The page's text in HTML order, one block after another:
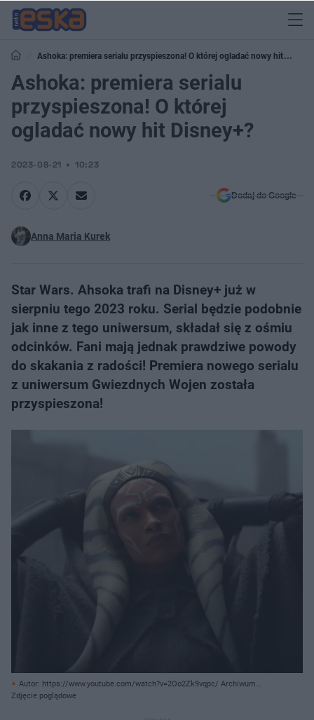
Ashoka: premiera serialu przyspieszona! O której ogladać nowy hit
Disney+?
Ashoka: premiera serialu
przyspieszona! O której
ogladać nowy hit Disney+?
2023-08-21 10:23
Dodaj do Google
Anna Maria Kurek
Star Wars. Ahsoka trafi na Disney+ już w
sierpniu tego 2023 roku. Serial będzie podobnie
jak inne z tego uniwersum, składał się z ośmiu
odcinków. Fani mają jednak prawdziwe powody
do skakania z radości! Premiera nowego serialu
z uniwersum Gwiezdnych Wojen została
przyspieszona!
Autor: https://www.youtube.com/watch?v=2Oo2Zk9vqpc/ Archiwum
prywatne
Zdjęcie poglądowe